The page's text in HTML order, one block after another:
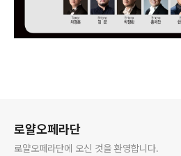
로얄오페라단
로얄오페라단에 오신 것을 환영합니다.